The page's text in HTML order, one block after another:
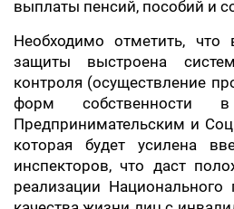
выплаты пенсий, пособий и
Необходимо отметить, что
защиты выстроена
контроля (осуществление
форм собственности
Предпринимательским и
которая будет усилена
инспекторов, что даст
реализации